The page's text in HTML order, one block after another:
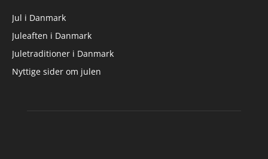
Jul i Danmark
Juleaften i Danmark
Juletraditioner i Danmark
Nyttige sider om julen